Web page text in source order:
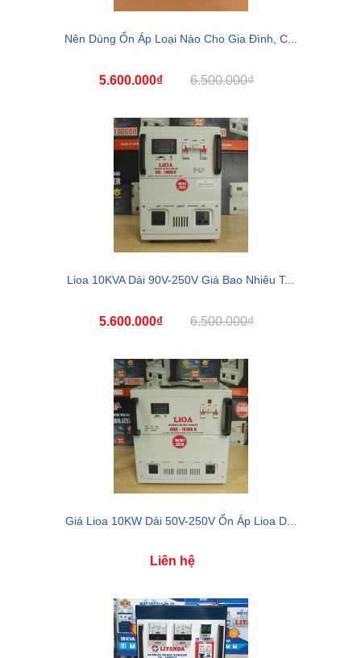
Nên Dùng Ổn Áp Loại Nào Cho Gia Đình, C...
5.600.000₫ 6.500.000₫
Lioa 10KVA Dải 90V-250V Giá Bao Nhiêu T...
5.600.000₫ 6.500.000₫
Giá Lioa 10KW Dải 50V-250V Ổn Áp Lioa D...
Liên hệ